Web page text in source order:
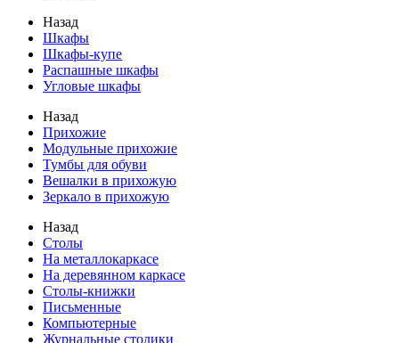
Назад
Шкафы
Шкафы-купе
Распашные шкафы
Угловые шкафы
Назад
Прихожие
Модульные прихожие
Тумбы для обуви
Вешалки в прихожую
Зеркало в прихожую
Назад
Столы
На металлокаркасе
На деревянном каркасе
Столы-книжки
Письменные
Компьютерные
Журнальные столики